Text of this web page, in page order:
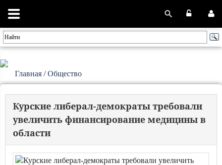
Главная /Общество
Курские либерал-демократы требовали
увеличить финансирование медицины в
области